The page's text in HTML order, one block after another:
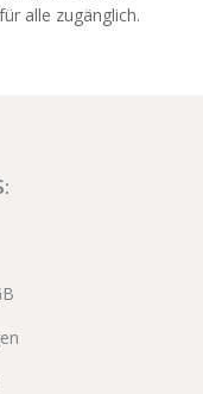
alle zugänglich.